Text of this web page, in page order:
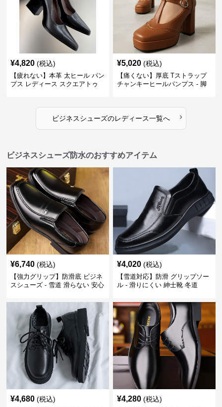
¥4,820 (税込)
【疲れない】本革 太ヒール パン
プス レディース スクエアトゥ
¥5,020 (税込)
【痛くない】厚底 Tストラップ
チャンキーヒールパンプス - 脚
ビジネスシューズのレディース一覧へ ›
ビジネスシューズ防水のおすすめアイテム
¥6,740 (税込)
【強力グリップ】防滑底 ビジネ
スシューズ - 雪道 滑らない 安心
¥4,020 (税込)
【雪道対応】防滑 グリップソー
ル - 滑りにくい 紳士靴 冬道
¥4,680 (税込) ¥4,280 (税込)